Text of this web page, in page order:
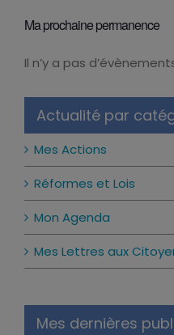
Ma prochaine permanence
Notice
Il n’y a pas
Actualité par
Mes Actions
Réformes et Lois
Mon Agenda
Mes Lettres aux
Mes dernières